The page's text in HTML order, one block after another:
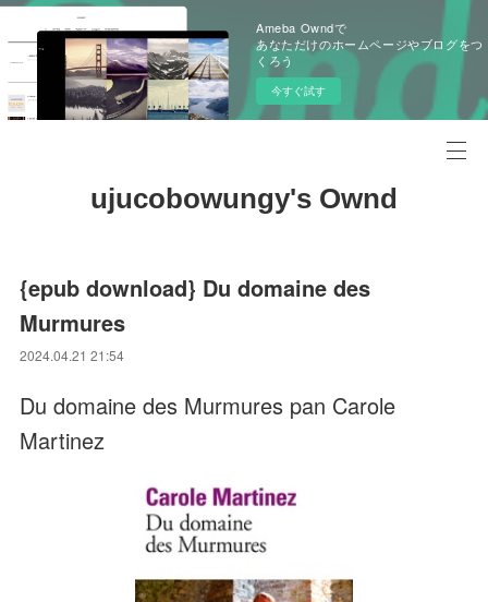
Ameba Owndで
あなただけのホームページやブログをつ
くろう
今すぐ試す
ujucobowungy's Ownd
{epub download} Du domaine des
Murmures
2024.04.21 21:54
Du domaine des Murmures pan Carole
Martinez